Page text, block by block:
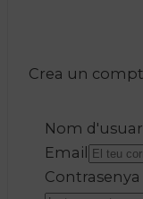
Crea un
Nom
Email
Contrasenya